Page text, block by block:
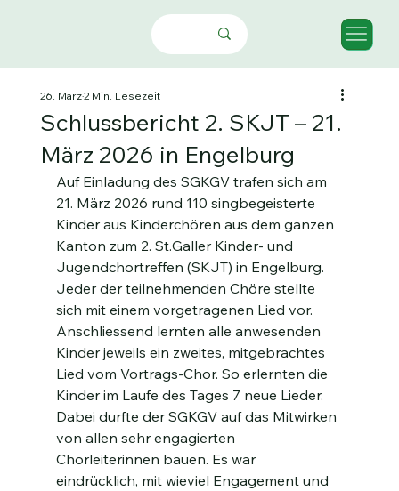
Schlussbericht 2. SKJT – 21.
März 2026 in Engelburg
26. März2 Min. Lesezeit
Auf Einladung des SGKGV trafen sich am
21. März 2026 rund 110 singbegeisterte
Kinder aus Kinderchören aus dem ganzen
Kanton zum 2. St.Galler Kinder- und
Jugendchortreffen (SKJT) in Engelburg.
Jeder der teilnehmenden Chöre stellte
sich mit einem vorgetragenen Lied vor.
Anschliessend lernten alle anwesenden
Kinder jeweils ein zweites, mitgebrachtes
Lied vom Vortrags-Chor. So erlernten die
Kinder im Laufe des Tages 7 neue Lieder.
Dabei durfte der SGKGV auf das Mitwirken
von allen sehr engagierten
Chorleiterinnen bauen. Es war
eindrücklich, mit wieviel Engagement und